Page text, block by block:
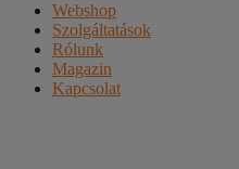
Webshop
Szolgáltatások
Rólunk
Magazin
Kapcsolat